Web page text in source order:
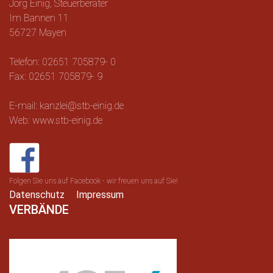
Jörg Einig, Steuerberater
Im Bannen 11
56727 Mayen
Telefon: 02651 705879- 0
Fax: 02651 705879- 9
E-mail: kanzlei@stb-einig.de
Web: www.stb-einig.de
Folgen Sie uns auf Facebook - wir freuen uns auf Sie!
Datenschutz Impressum
VERBÄNDE